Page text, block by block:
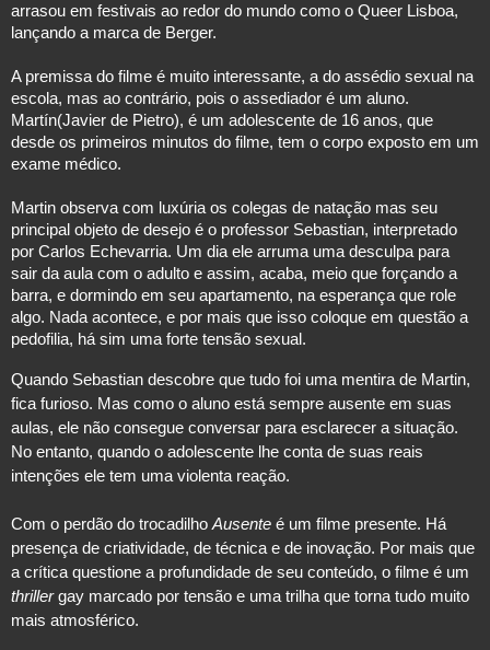
arrasou em festivais ao redor do mundo como o Queer Lisboa,
lançando a marca de Berger.
A premissa do filme é muito interessante, a do assédio sexual na
escola, mas ao contrário, pois o assediador é um aluno.
Martín(Javier de Pietro), é um adolescente de 16 anos, que
desde os primeiros minutos do filme, tem o corpo exposto em um
exame médico.
Martin observa com luxúria os colegas de natação mas seu
principal objeto de desejo é o professor Sebastian, interpretado
por Carlos Echevarria. Um dia ele arruma uma desculpa para
sair da aula com o adulto e assim, acaba, meio que forçando a
barra, e dormindo em seu apartamento, na esperança que role
algo. Nada acontece, e por mais que isso coloque em questão a
Quando Sebastian descobre que tudo foi uma mentira de Martin,
fica furioso. Mas como o aluno está sempre ausente em suas
aulas, ele não consegue conversar para esclarecer a situação.
No entanto, quando o adolescente lhe conta de suas reais
intenções ele tem uma violenta reação.
Com o perdão do trocadilho Ausente é um filme presente. Há
presença de criatividade, de técnica e de inovação. Por mais que
thriller gay marcado por tensão e uma trilha que torna tudo muito
mais atmosférico.